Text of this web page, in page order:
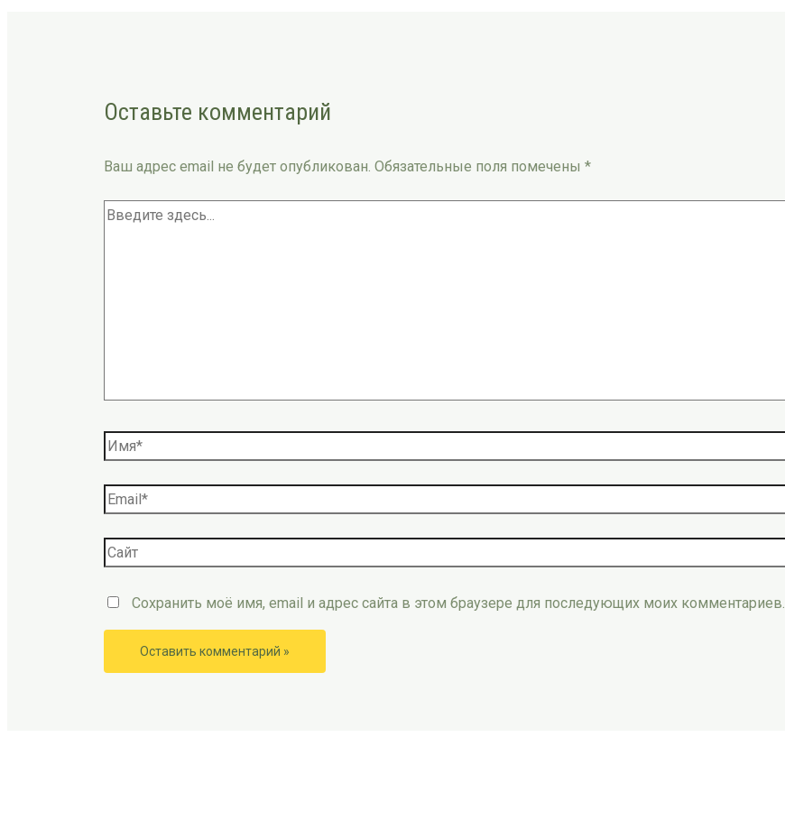
Оставьте комментарий
Ваш адрес email не будет опубликован. Обязательные поля помечены *
Сохранить моё имя, email и адрес сайта в этом браузере для последующих моих комментариев.